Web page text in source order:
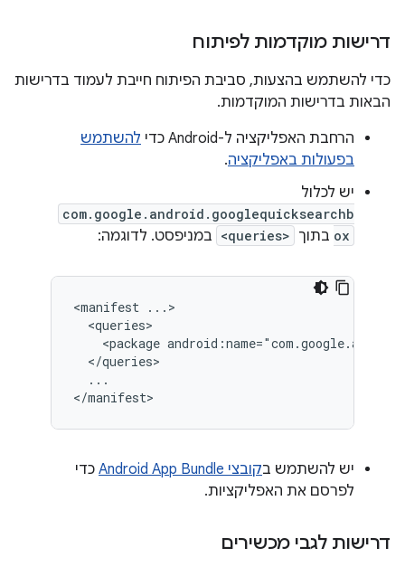
דרישות מוקדמות לפיתוח
כדי להשתמש בהצעות, סביבת הפיתוח חייבת לעמוד בדרישות
הבאות בדרישות המוקדמות.
הרחבת האפליקציה ל-Android כדי
להשתמש
בפעולות באפליקציה.
יש לכלול
com.google.android.googlequicksearchb
ox בתוך <queries> במניפסט. לדוגמה:
<manifest
<package
...
יש להשתמש בקובצי Android App Bundle
כדי
לפרסם את האפליקציות.
דרישות לגבי מכשירים